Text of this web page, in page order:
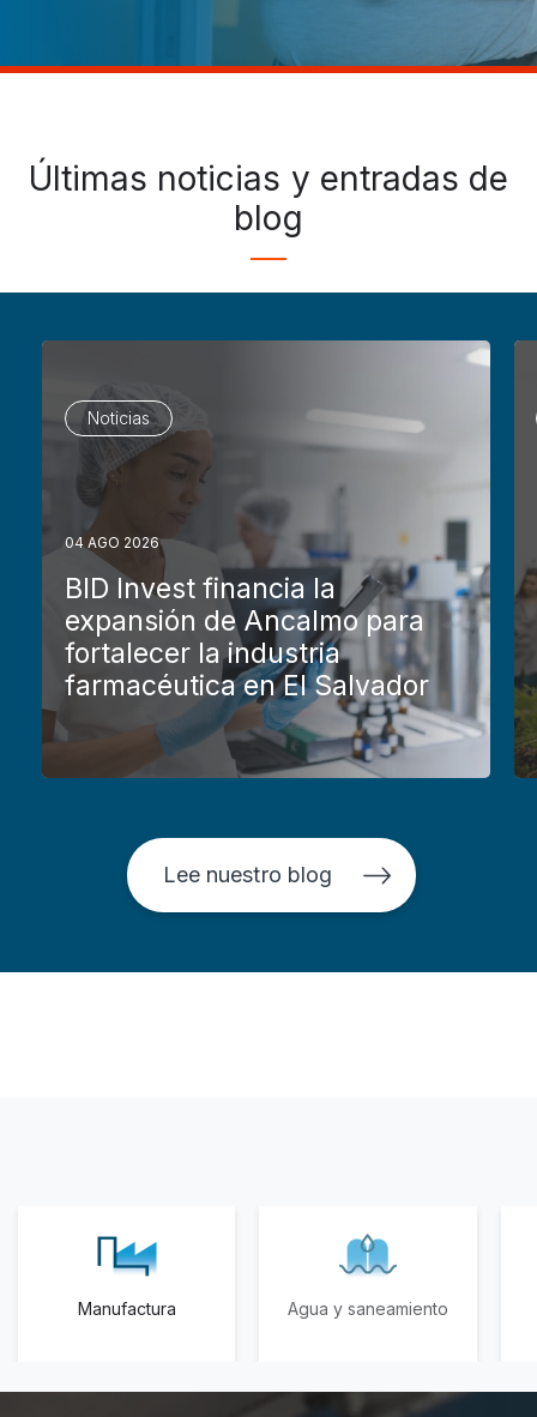
Últimas noticias y entradas de
blog
Noticias
04 AGO 2026
BID Invest financia la
expansión de Ancalmo para
fortalecer la industria
farmacéutica en El Salvador
Lee nuestro blog
Manufactura Agua y saneamiento